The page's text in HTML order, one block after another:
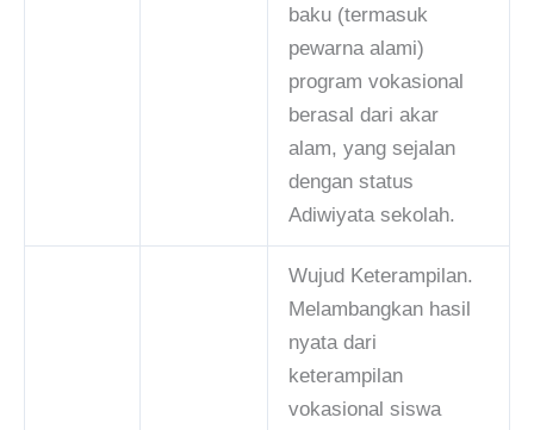
baku (termasuk
pewarna alami)
program vokasional
berasal dari akar
alam, yang sejalan
dengan status
Adiwiyata sekolah.
Wujud Keterampilan.
Melambangkan hasil
nyata dari
keterampilan
vokasional siswa